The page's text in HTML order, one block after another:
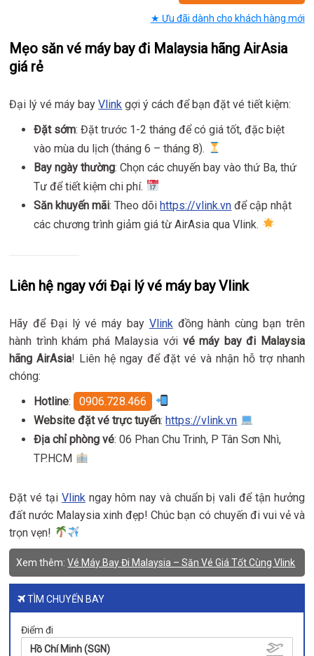
★ Ưu đãi dành cho khách hàng mới
Mẹo săn vé máy bay đi Malaysia hãng AirAsia
giá rẻ
Đại lý vé máy bayVlink gợi ý cách để bạn đặt vé tiết kiệm:
Đặt sớm: Đặt trước 1-2 tháng để có giá tốt, đặc biệt
vào mùa du lịch (tháng 6 – tháng 8).
Bay ngày thường: Chọn các chuyến bay vào thứ Ba, thứ
Tư để tiết kiệm chi phí.
Săn khuyến mãi: Theo dõihttps://vlink.vn để cập nhật
các chương trình giảm giá từ AirAsia qua Vlink.
Liên hệ ngay với Đại lý vé máy bay Vlink
Hãy để Đại lý vé máy bay Vlink đồng hành cùng bạn trên
hành trình khám phá Malaysia với vé máy bay đi Malaysia
hãng AirAsia! Liên hệ ngay để đặt vé và nhận hỗ trợ nhanh
chóng:
Hotline:
0906.728.466
Website đặt vé trực tuyến:https://vlink.vn
Địa chỉ phòng vé: 06 Phan Chu Trinh, P Tân Sơn Nhì,
TP.HCM
Đặt vé tại Vlink ngay hôm nay và chuẩn bị vali để tận hưởng
đất nước Malaysia xinh đẹp! Chúc bạn có chuyến đi vui vẻ và
trọn vẹn!
Xem thêm:Vé Máy Bay Đi Malaysia – Săn Vé Giá Tốt Cùng Vlink
TÌM CHUYẾN BAY
Điểm đi
Hồ Chí Minh (SGN)